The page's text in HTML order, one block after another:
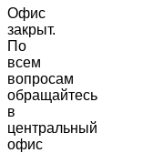
Офис
закрыт.
По
всем
вопросам
обращайтесь
в
центральный
офис